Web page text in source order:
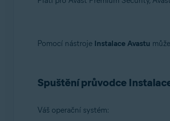
Produkty:
Operační systémy:
Microsoft Windows 10 Home / Pro /
Pomocí nástroje Instalace Avastu
Spuštění průvodce
Váš operační systém: